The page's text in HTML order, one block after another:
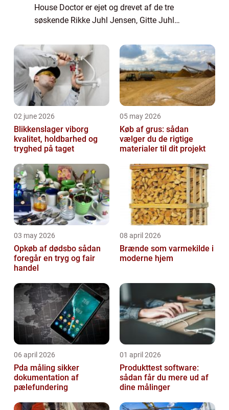
House Doctor er ejet og drevet af de tre
søskende Rikke Juhl Jensen, Gitte Juhl
kreativitet og gå på mod h...
02 june 2026
Blikkenslager viborg
kvalitet, holdbarhed og
tryghed på taget
05 may 2026
Køb af grus: sådan
vælger du de rigtige
materialer til dit projekt
03 may 2026
Opkøb af dødsbo sådan
foregår en tryg og fair
handel
08 april 2026
Brænde som varmekilde i
moderne hjem
06 april 2026
Pda måling sikker
dokumentation af
pælefundering
01 april 2026
Produkttest software:
sådan får du mere ud af
dine målinger